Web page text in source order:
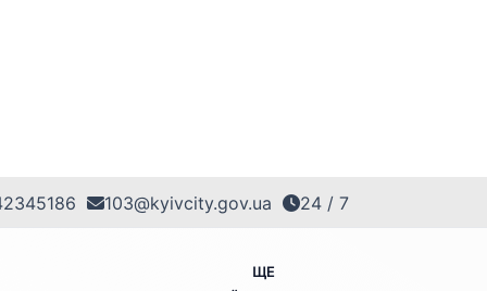
103@kyivcity.gov.ua 24 / 7
ЩЕ